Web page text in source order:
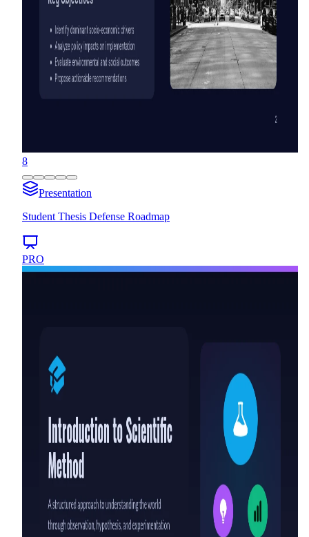
8
Presentation
Student Thesis Defense Roadmap
PRO